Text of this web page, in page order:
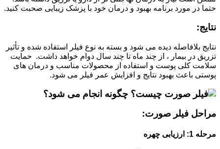
حتما در مورد برنامه بهبود و درمان خود با پزشک زیبایی صحبت کنید.
نتایج:
نتایج بلافاصله دیده می شود و بسته به نوع فیلر استفاده شده و تأثیر
تزریق در بیمار ، از چند ماه تا چند سال دوام خواهد داشت. حمایت
سلامت کلی پوست و استفاده از محصولات مناسب و درمان های
پوستی باعث بهبود نتایج و افزایش عمر فیلر می شود.
مراحل فیلر صورت:
مرحله 1: ارزیابی چهره